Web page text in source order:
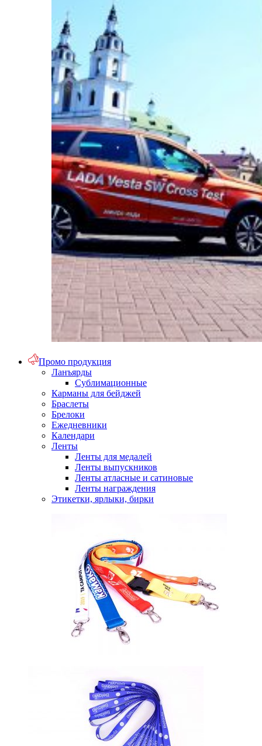
Промо продукция
Ланъярды
Сублимационные
Карманы для бейджей
Браслеты
Брелоки
Ежедневники
Календари
Ленты
Ленты для медалей
Ленты выпускников
Ленты атласные и сатиновые
Ленты награждения
Этикетки, ярлыки, бирки